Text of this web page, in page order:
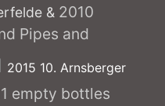
& 2010
Pipes and
2015 10. Arnsberger
empty bottles